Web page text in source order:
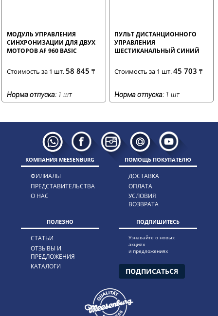
МОДУЛЬ УПРАВЛЕНИЯ
СИНХРОНИЗАЦИИ ДЛЯ ДВУХ
МОТОРОВ AF 960 BASIC
Стоимость за 1 шт.58 845 ₸
Норма отпуска: 1 шт
ПУЛЬТ ДИСТАНЦИОННОГО
УПРАВЛЕНИЯ
ШЕСТИКАНАЛЬНЫЙ СИНИЙ
Стоимость за 1 шт.45 703₸
Норма отпуска: 1 шт
КОМПАНИЯ MEESENBURG
ФИЛИАЛЫ
ПРЕДСТАВИТЕЛЬСТВА
О НАС
ПОМОЩЬ ПОКУПАТЕЛЮ
ДОСТАВКА
ОПЛАТА
УСЛОВИЯ
ВОЗВРАТА
ПОЛЕЗНО
СТАТЬИ
ОТЗЫВЫ И
ПРЕДЛОЖЕНИЯ
КАТАЛОГИ
ПОДПИШИТЕСЬ
Узнавайте о новых
акциях
и предложениях
ПОДПИСАТЬСЯ